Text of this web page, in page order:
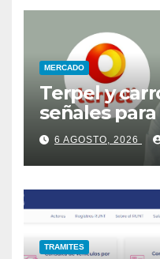
MERCADO
Terpel y
señales
6 AGOSTO, 2026
TRAMITES